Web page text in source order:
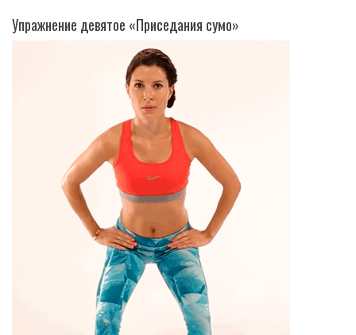
Упражнение девятое «Приседания сумо»